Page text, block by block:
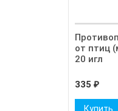
от птиц
20 игл
335 ₽
Купить